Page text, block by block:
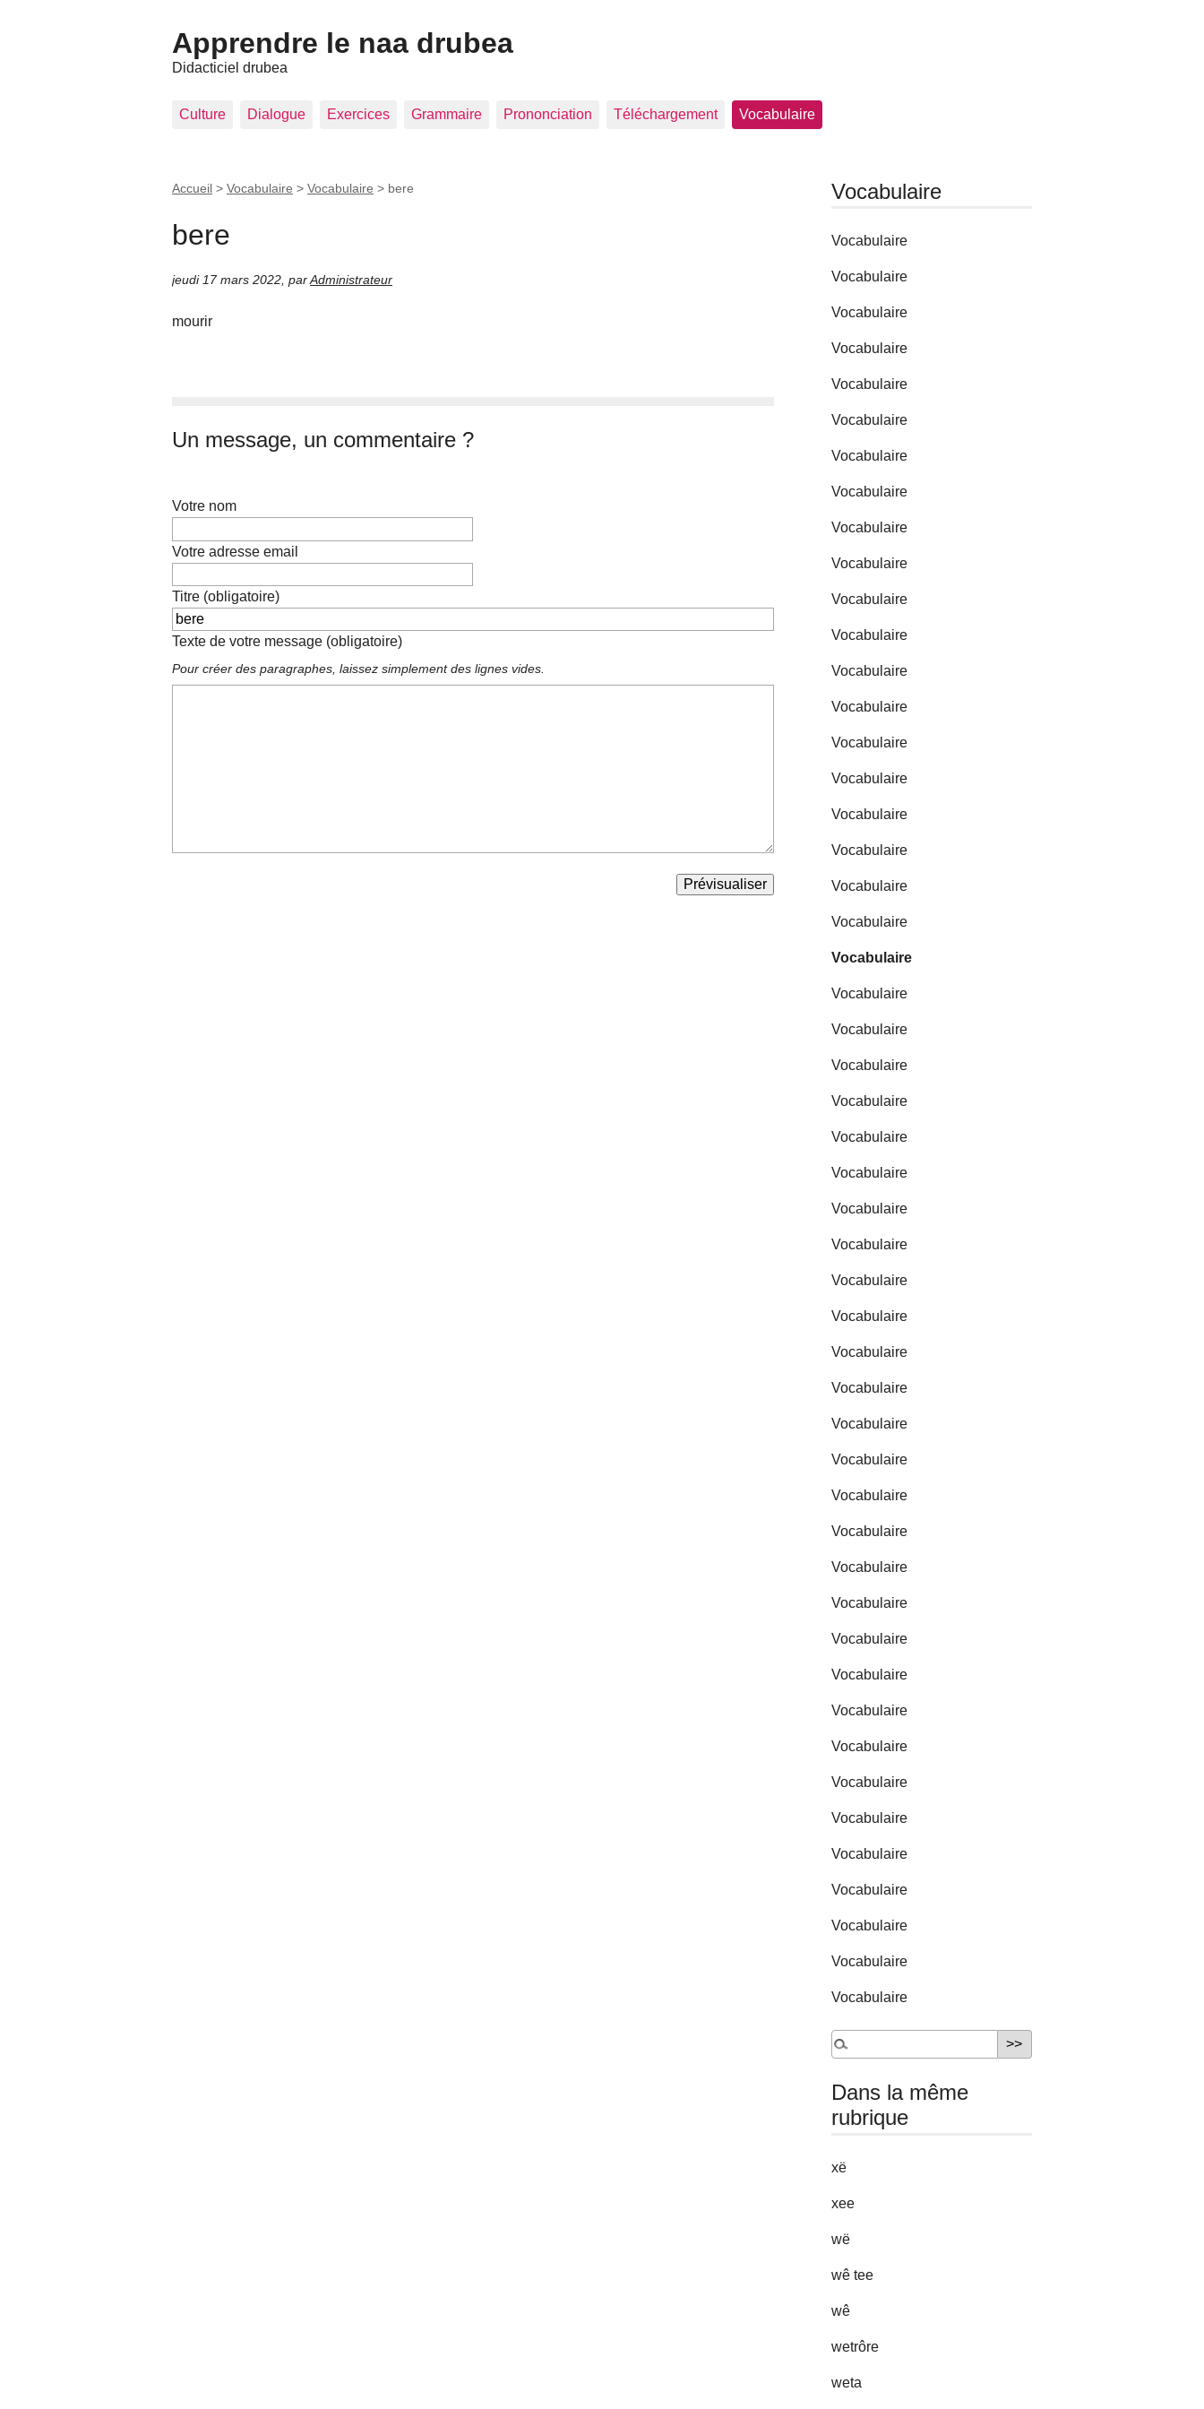
Apprendre le naa drubea
Didacticiel drubea
Culture Dialogue Exercices Grammaire Prononciation Téléchargement Vocabulaire
Accueil > Vocabulaire > Vocabulaire > bere
bere
jeudi 17 mars 2022 parAdministrateur
mourir
Un message, un commentaire ?
Votre nom
Votre adresse email
Titre (obligatoire)
Texte de votre message (obligatoire)
Pour créer des paragraphes, laissez simplement des lignes vides.
Vocabulaire
Vocabulaire
Vocabulaire
Vocabulaire
Vocabulaire
Vocabulaire
Vocabulaire
Vocabulaire
Vocabulaire
Vocabulaire
Vocabulaire
Vocabulaire
Vocabulaire
Vocabulaire
Vocabulaire
Vocabulaire
Vocabulaire
Vocabulaire
Vocabulaire
Vocabulaire
Vocabulaire
Vocabulaire
Vocabulaire
Vocabulaire
Vocabulaire
Vocabulaire
Vocabulaire
Vocabulaire
Vocabulaire
Vocabulaire
Vocabulaire
Vocabulaire
Vocabulaire
Vocabulaire
Vocabulaire
Vocabulaire
Vocabulaire
Vocabulaire
Vocabulaire
Vocabulaire
Vocabulaire
Vocabulaire
Vocabulaire
Vocabulaire
Vocabulaire
Vocabulaire
Vocabulaire
Vocabulaire
Vocabulaire
Vocabulaire
Vocabulaire
Dans la même
rubrique
xë
xee
wë
wê tee
wê
wetrôre
weta